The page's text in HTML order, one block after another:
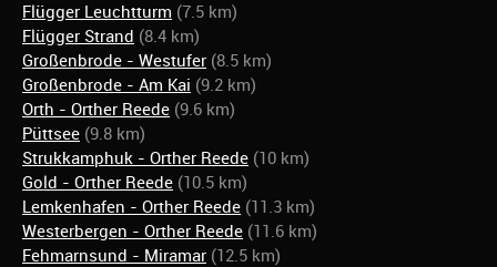
Flügger Leuchtturm (7.5 km)
Flügger Strand (8.4 km)
Großenbrode - Westufer (8.5 km)
Großenbrode - Am Kai (9.2 km)
Orth - Orther Reede (9.6 km)
Püttsee (9.8 km)
Strukkamphuk - Orther Reede (10 km)
Gold - Orther Reede (10.5 km)
Lemkenhafen - Orther Reede (11.3 km)
Westerbergen - Orther Reede (11.6 km)
Fehmarnsund - Miramar (12.5 km)